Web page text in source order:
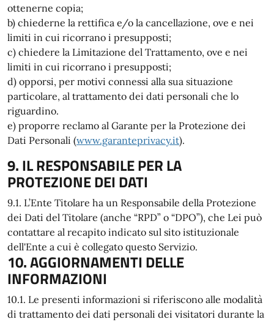
ottenerne copia;
b) chiederne la rettifica e/o la cancellazione, ove e nei
limiti in cui ricorrano i presupposti;
c) chiedere la Limitazione del Trattamento, ove e nei
limiti in cui ricorrano i presupposti;
d) opporsi, per motivi connessi alla sua situazione
particolare, al trattamento dei dati personali che lo
riguardino.
e) proporre reclamo al Garante per la Protezione dei
Dati Personali (www.garanteprivacy.it).
9. IL RESPONSABILE PER LA
PROTEZIONE DEI DATI
9.1. L’Ente Titolare ha un Responsabile della Protezione
dei Dati del Titolare (anche “RPD” o “DPO”), che Lei può
contattare al recapito indicato sul sito istituzionale
dell'Ente a cui è collegato questo Servizio.
10. AGGIORNAMENTI DELLE
INFORMAZIONI
10.1. Le presenti informazioni si riferiscono alle modalità
di trattamento dei dati personali dei visitatori durante la